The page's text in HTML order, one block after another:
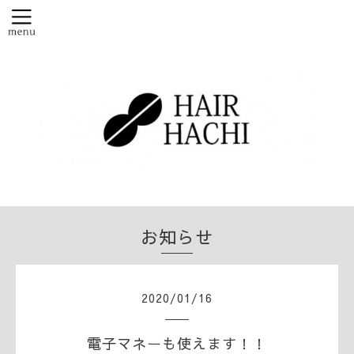
お知らせ
2020/01 /16
電子マネーも使えます！！